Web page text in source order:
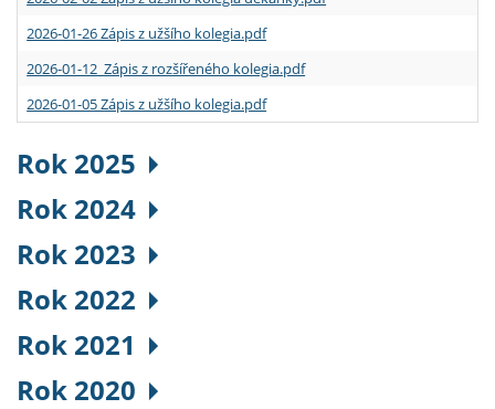
2026-01-26 Zápis z užšího kolegia.pdf
2026-01-12 Zápis z rozšířeného kolegia.pdf
2026-01-05 Zápis z užšího kolegia.pdf
Rok 2025
Rok 2024
Rok 2023
Rok 2022
Rok 2021
Rok 2020